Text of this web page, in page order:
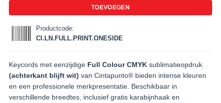
TOEVOEGEN
Productcode:
CI.LN.FULL.PRINT.ONESIDE
Keycords met eenzijdige Full Colour CMYKsublimatieopdruk
(achterkant blijft wit) van Cintapunto® bieden intense kleuren
en een professionele merkpresentatie. Beschikbaar in
verschillende breedtes, inclusief gratis karabijnhaak en